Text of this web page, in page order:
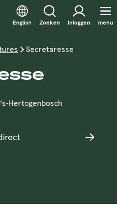
English Zoeken Inloggen menu
Secretaresse
Hertogenbosch